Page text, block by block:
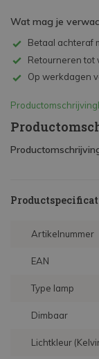
Wat mag je
Betaal achteraf
Retourneren tot
Op werkdagen
Productomschrijving
Artikelnummer
EAN
Type lamp
Dimbaar
Lichtkleur